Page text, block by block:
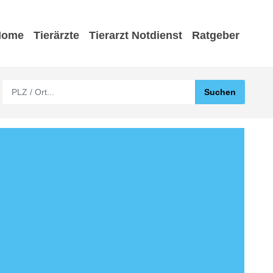
Tierärzte Tierarzt Notdienst Ratgeber